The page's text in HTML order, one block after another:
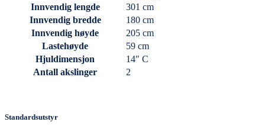
Innvendig lengde
301 cm
Innvendig bredde
180 cm
Innvendig høyde
205 cm
Lastehøyde
59 cm
Hjuldimensjon
14″ C
Antall akslinger
2
Standardsutstyr